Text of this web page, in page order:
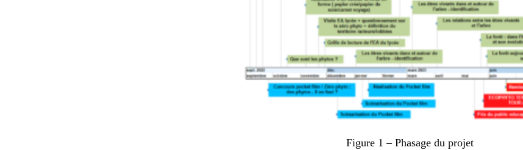
Figure 1 – Phasage du projet